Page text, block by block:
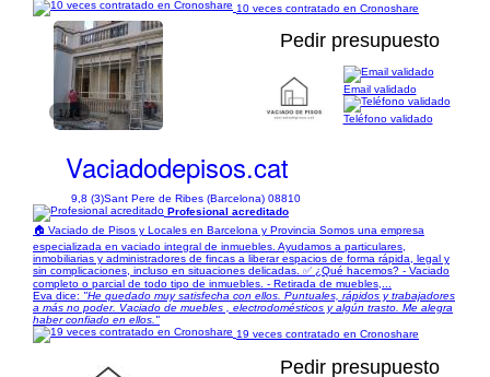
10 veces contratado en Cronoshare
1/14
Pedir presupuesto
Vaciadodepisos.cat
9,8 (3)Sant Pere de Ribes (Barcelona) 08810
Email validado
Teléfono validado
Profesional acreditado
🏠 Vaciado de Pisos y Locales en Barcelona y Provincia Somos una empresa
especializada en vaciado integral de inmuebles. Ayudamos a particulares,
inmobiliarias y administradores de fincas a liberar espacios de forma rápida, legal y
sin complicaciones, incluso en situaciones delicadas. ✅ ¿Qué hacemos? - Vaciado
completo o parcial de todo tipo de inmuebles. - Retirada de muebles,...
Eva dice: "He quedado muy satisfecha con ellos. Puntuales, rápidos y trabajadores
a más no poder. Vaciado de muebles , electrodomésticos y algún trasto. Me alegra
haber confiado en ellos."
19 veces contratado en Cronoshare
Pedir presupuesto